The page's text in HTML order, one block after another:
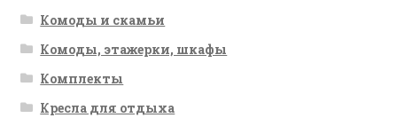
Комоды и скамьи
Комоды, этажерки, шкафы
Комплекты
Кресла для отдыха